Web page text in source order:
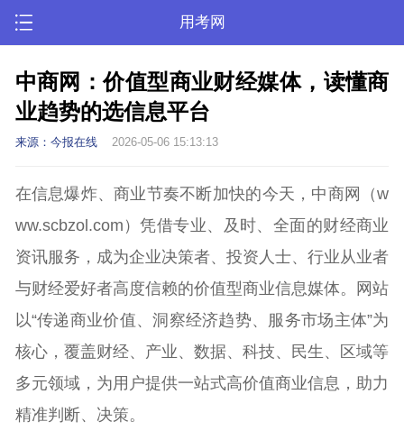
用考网
中商网：价值型商业财经媒体，读懂商
业趋势的选信息平台
来源：今报在线 2026-05-06 15:13:13
在信息爆炸、商业节奏不断加快的今天，中商网（w
ww.scbzol.com）凭借专业、及时、全面的财经商业
资讯服务，成为企业决策者、投资人士、行业从业者
与财经爱好者高度信赖的价值型商业信息媒体。网站
以“传递商业价值、洞察经济趋势、服务市场主体”为
核心，覆盖财经、产业、数据、科技、民生、区域等
多元领域，为用户提供一站式高价值商业信息，助力
精准判断、决策。